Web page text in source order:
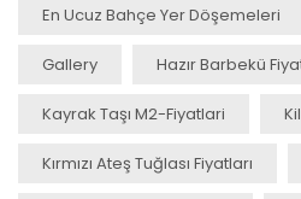
En Ucuz Bahçe Yer Döşemeleri
Gallery Hazır Barbekü
Kayrak Taşı M2-Fiyatlari
Kırmızı Ateş Tuğlası Fiyatları